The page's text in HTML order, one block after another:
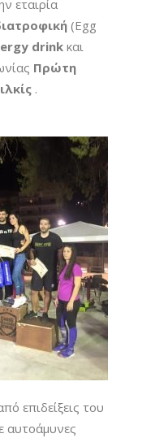
εταιρία
(Egg
drink και
Πρώτη
.
επιδείξεις του
αυτοάμυνες